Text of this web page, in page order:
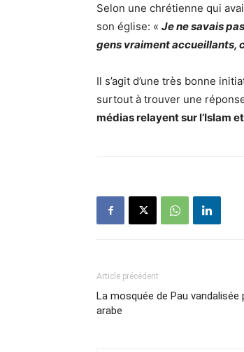
Selon une chrétienne qui
son église: « Je ne savais
gens vraiment accueillants,
Il s’agit d’une très bonne
surtout à trouver une
médias relayent sur l’Islam
Article précédent
La mosquée de Pau vandalisée
arabe